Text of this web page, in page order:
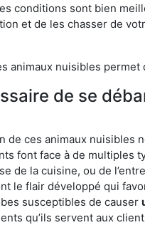
conditions sont bien
et de les chasser de
animaux nuisibles
de se
de ces animaux nuisibles
font face à de multiples
de la cuisine, ou de
le flair développé qui
susceptibles de causer
qu’ils servent aux